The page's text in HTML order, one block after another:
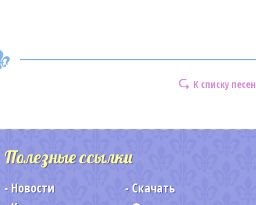
К списку песен
Полезные ссылки
Новости
Скачать